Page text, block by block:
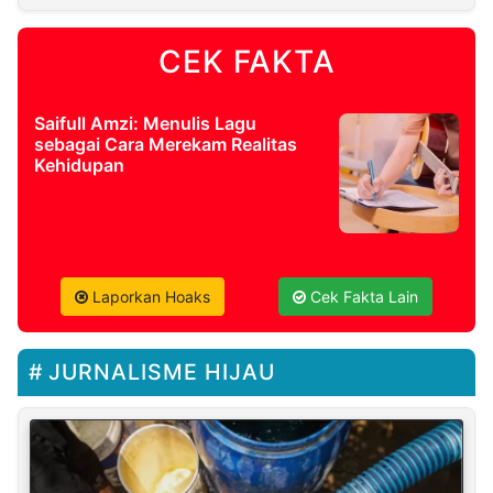
CEK FAKTA
Saifull Amzi: Menulis Lagu
sebagai Cara Merekam Realitas
Kehidupan
Laporkan Hoaks Cek Fakta Lain
JURNALISME HIJAU